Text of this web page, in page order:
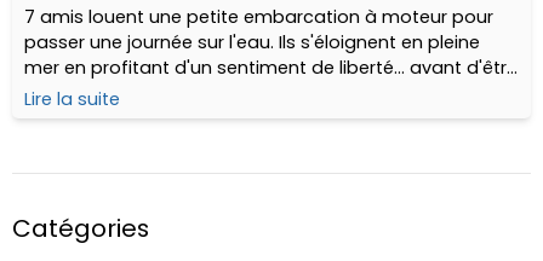
7 amis louent une petite embarcation à moteur pour
passer une journée sur l'eau. Ils s'éloignent en pleine
mer en profitant d'un sentiment de liberté... avant d'être
attaqués par un immense requin !
Lire la suite
Catégories